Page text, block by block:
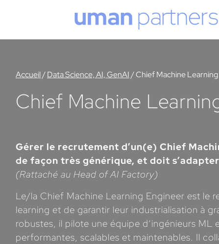
Accueil/Data Science, AI, GenAI/Chief Machine
Chief Machine
Gérer le recrutement d’un(e) Chief
de façon très générique, et doit
(Rattaché au Head of AI Factory)
Le/la Chief Machine Learning Engineer est le
learning et de garantir leur industrialisation à
robustes, il pilote une équipe d’ingénieurs
performantes, scalables et maintenables. Il